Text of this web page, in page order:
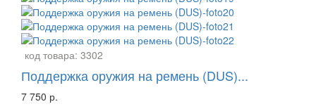
код товара: 3302
Поддержка оружия на ремень (DUS)...
7 750 р.